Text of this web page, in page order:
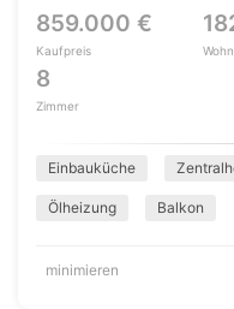
859.000 €
Kaufpreis
8
Zimmer
Einbauküche
Ölheizung Balkon
minimieren